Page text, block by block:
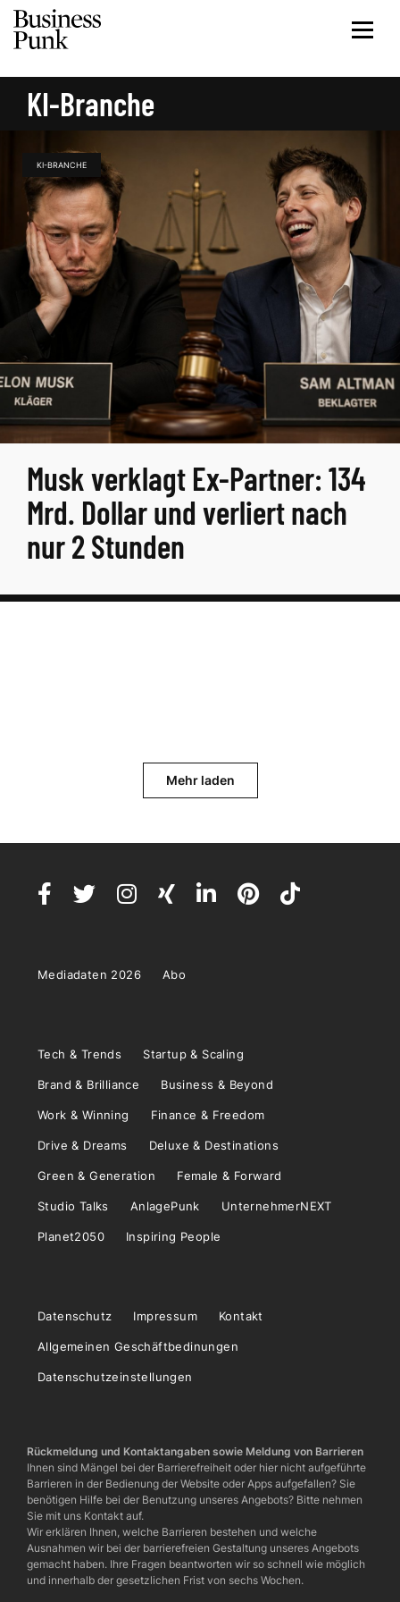
KI-Branche
KI-BRANCHE
Musk verklagt Ex-Partner: 134
Mrd. Dollar und verliert nach
nur 2 Stunden
Mehr laden
Mediadaten 2026 Abo
Tech & Trends Startup & Scaling
Brand & Brilliance Business & Beyond
Work & Winning Finance & Freedom
Drive & Dreams Deluxe & Destinations
Green & Generation Female & Forward
Studio Talks AnlagePunk UnternehmerNEXT
Planet2050 Inspiring People
Datenschutz Impressum Kontakt
Allgemeinen Geschäftbedinungen
Datenschutzeinstellungen
Rückmeldung und Kontaktangaben sowie Meldung von Barrieren
Ihnen sind Mängel bei der Barrierefreiheit oder hier nicht aufgeführte
Barrieren in der Bedienung der Website oder Apps aufgefallen? Sie
benötigen Hilfe bei der Benutzung unseres Angebots? Bitte nehmen
Sie mit uns Kontakt auf.
Wir erklären Ihnen, welche Barrieren bestehen und welche
Ausnahmen wir bei der barrierefreien Gestaltung unseres Angebots
gemacht haben. Ihre Fragen beantworten wir so schnell wie möglich
und innerhalb der gesetzlichen Frist von sechs Wochen.